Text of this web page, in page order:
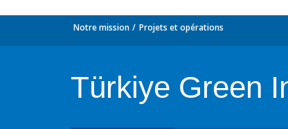
Notre mission Projets et opérations
Türkiye Green